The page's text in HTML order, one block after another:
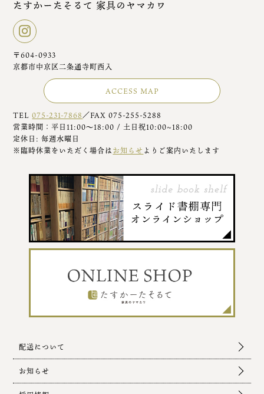
たすかーたそるて 家具のヤマカワ
〒604-0933
京都市中京区二条通寺町西入
ACCESS MAP
TEL075-231-7868／FAX 075-255-5288
営業時間：平日11:00～18:00 / 土日祝10:00~18:00
定休日: 毎週水曜日
※臨時休業をいただく場合はお知らせ よりご案内いたします
配送について
お知らせ